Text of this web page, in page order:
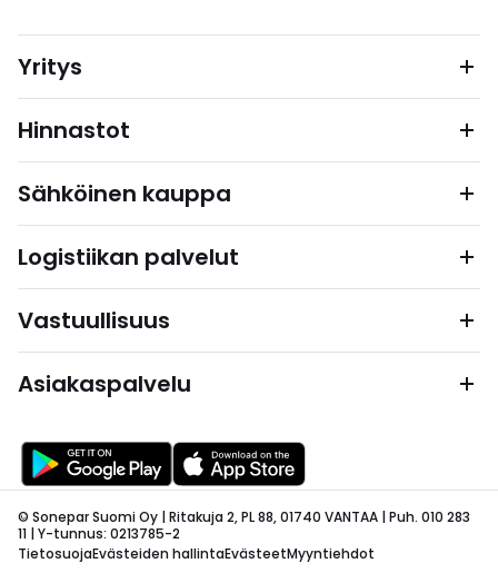
Yritys
Hinnastot
Sähköinen kauppa
Logistiikan palvelut
Vastuullisuus
Asiakaspalvelu
© Sonepar Suomi Oy | Ritakuja 2, PL 88, 01740 VANTAA | Puh. 010 283
11 | Y-tunnus: 0213785-2
TietosuojaEvästeiden hallintaEvästeetMyyntiehdot